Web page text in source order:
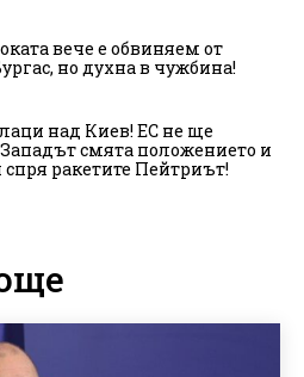
вече е обвиняем от
но духна в чужбина!
над Киев! ЕС не ще
смята положението и
ракетите Пейтриът!